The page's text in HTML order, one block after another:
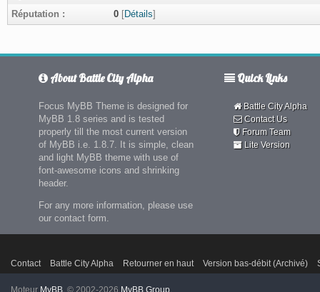
Réputation : 0 [Détails]
About Battle City Alpha
Focus MyBB Theme is designed for
MyBB 1.8 series and is tested
properly till the most current version
of MyBB i.e. 1.8.7. It is simple, clean
and light MyBB theme with use of
font-awesome icons and shrinking
header.
For any more information, please use
our contact form.
Quick Links
Battle City Alpha
Contact Us
Forum Team
Lite Version
Contact Battle City Alpha Retourner en haut Version bas-débit (Archivé)
Moteur MyBB, © 2002-2026 MyBB Group.